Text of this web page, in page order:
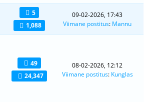
5
1,088
09-02-2026, 17:43
Viimane postitus: Mannu
49
24,347
08-02-2026, 12:12
Viimane postitus: Kunglas